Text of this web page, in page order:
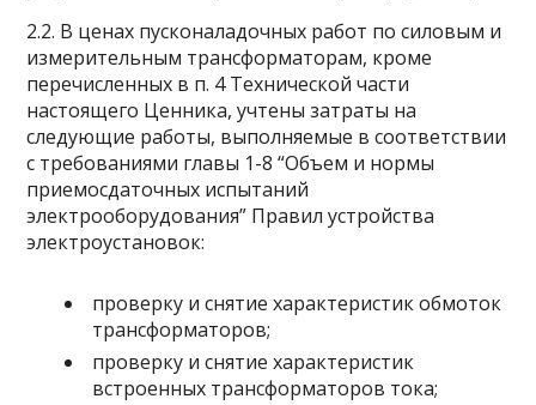
2.2. В ценах пусконаладочных работ по силовым и
измерительным трансформаторам, кроме
перечисленных в п. 4 Технической части
настоящего Ценника, учтены затраты на
следующие работы, выполняемые в соответствии
с требованиями главы 1-8 “Объем и нормы
приемосдаточных испытаний
электрооборудования” Правил устройства
электроустановок:
проверку и снятие характеристик обмоток
трансформаторов;
проверку и снятие характеристик
встроенных трансформаторов тока;